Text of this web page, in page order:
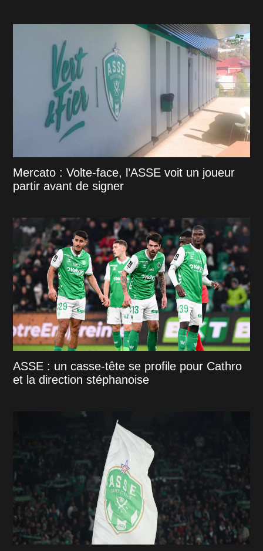
Mercato : Volte-face, l’ASSE voit un joueur
partir avant de signer
ASSE : un casse-tête se profile pour Cathro
et la direction stéphanoise